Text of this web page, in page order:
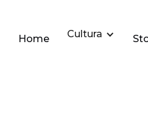
Home Cultura